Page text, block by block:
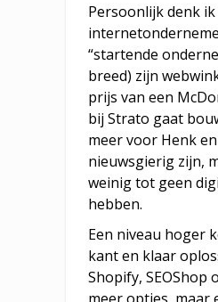
Persoonlijk denk ik
“startende
breed) zijn
prijs van een
bij Strato gaat
meer voor Henk
nieuwsgierig zijn,
weinig tot geen
hebben.
Een niveau hoger
kant en klaar
Shopify, SEOShop